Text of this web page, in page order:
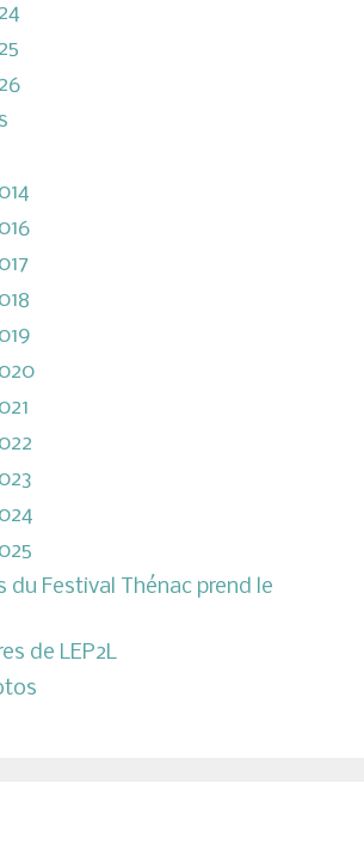
du Festival Thénac prend le
de LEP2L